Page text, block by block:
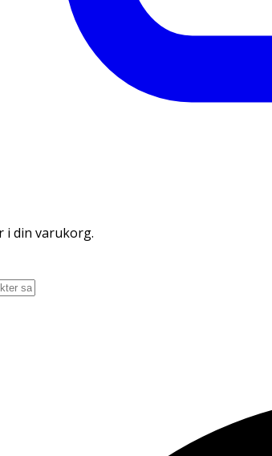
i din varukorg.